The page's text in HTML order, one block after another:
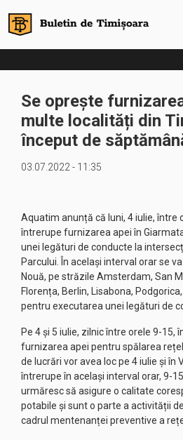
Se oprește
multe localități din
început de
03.07.2022 - 11:35
Aquatim anunță că luni, 4 iulie, între
întrerupe furnizarea apei în
unei legături de conducte la
Parcului. În același interval orar se
Nouă, pe străzile Amsterdam, San
Florența, Berlin, Lisabona,
pentru executarea unei legături de
Pe 4 și 5 iulie, zilnic între orele 9-15,
furnizarea apei pentru spălarea
de lucrări vor avea loc pe 4 iulie și în
întrerupe în același interval orar, 9-
urmăresc să asigure o calitate
potabile și sunt o parte a activității
cadrul mentenanței preventive a